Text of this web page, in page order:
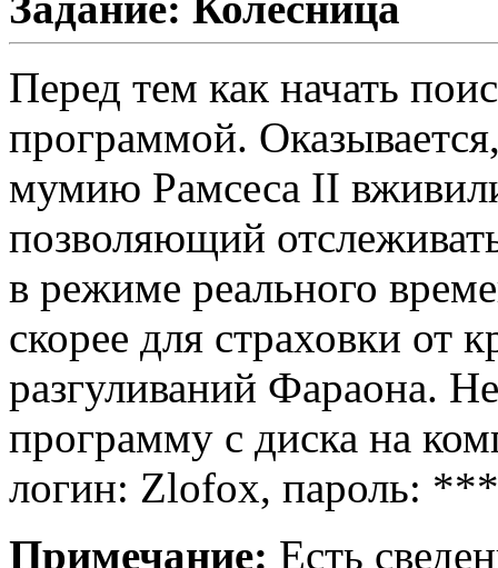
Перед тем как начать
программой.
мумию Рамсеса II
позволяющий
в режиме реального
скорее для страховки
разгуливаний Фараона.
программу с диска на
логин: Zlofox, пароль:
Примечание: Есть